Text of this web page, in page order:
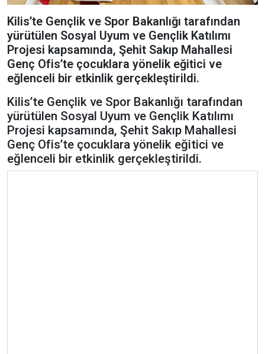
Kilis’te Gençlik ve Spor Bakanlığı tarafından
yürütülen Sosyal Uyum ve Gençlik Katılımı
Projesi kapsamında, Şehit Sakıp Mahallesi
Genç Ofis’te çocuklara yönelik eğitici ve
eğlenceli bir etkinlik gerçekleştirildi.
Kilis’te Gençlik ve Spor Bakanlığı tarafından
yürütülen Sosyal Uyum ve Gençlik Katılımı
Projesi kapsamında, Şehit Sakıp Mahallesi
Genç Ofis’te çocuklara yönelik eğitici ve
eğlenceli bir etkinlik gerçekleştirildi.